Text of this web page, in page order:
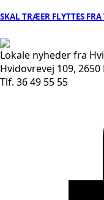
SKAL TRÆER FLYTTES
Lokale nyheder fra
Hvidovrevej 109,
Tlf. 36 49 55 55